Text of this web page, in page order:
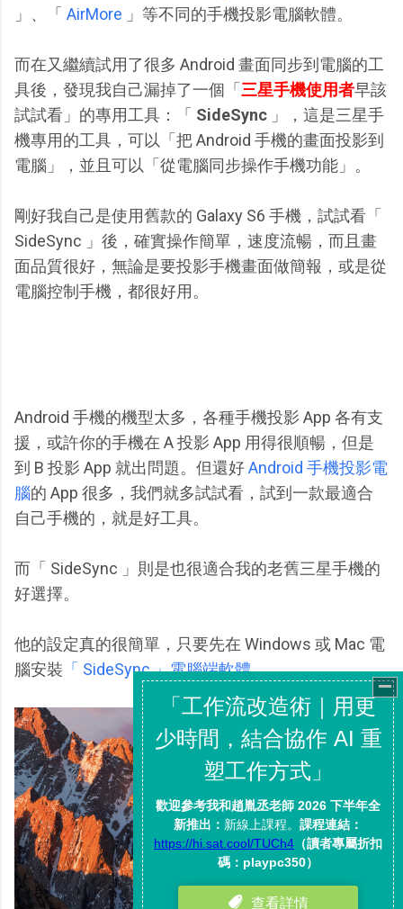
」、「 AirMore 」等不同的手機投影電腦軟體。
而在又繼續試用了很多 Android 畫面同步到電腦的工
具後，發現我自己漏掉了一個「 三星手機使用者早該
試試看」的專用工具：「 SideSync 」，這是三星手
機專用的工具，可以「把 Android 手機的畫面投影到
電腦」，並且可以「從電腦同步操作手機功能」。
剛好我自己是使用舊款的 Galaxy S6 手機，試試看「
SideSync 」後，確實操作簡單，速度流暢，而且畫
面品質很好，無論是要投影手機畫面做簡報，或是從
電腦控制手機，都很好用。
Android 手機的機型太多，各種手機投影 App 各有支
援，或許你的手機在 A 投影 App 用得很順暢，但是
到 B 投影 App 就出問題。但還好Android 手機投影電
腦的 App 很多，我們就多試試看，試到一款最適合
自己手機的，就是好工具。
而「 SideSync 」則是也很適合我的老舊三星手機的
好選擇。
他的設定真的很簡單，只要先在 Windows 或 Mac 電
腦安裝 「 SideSync 」電腦端軟體。